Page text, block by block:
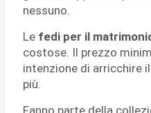
nessuno.
Le fedi per il
costose. Il prezzo
intenzione di arricchire
più.
Fanno parte della